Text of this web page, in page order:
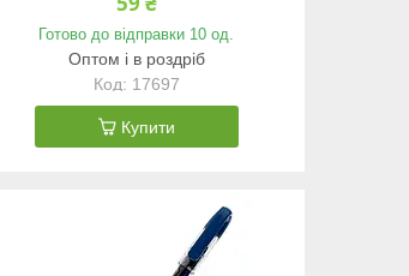
Готово до відправки 10 од.
Оптом і в роздріб
17697
Купити